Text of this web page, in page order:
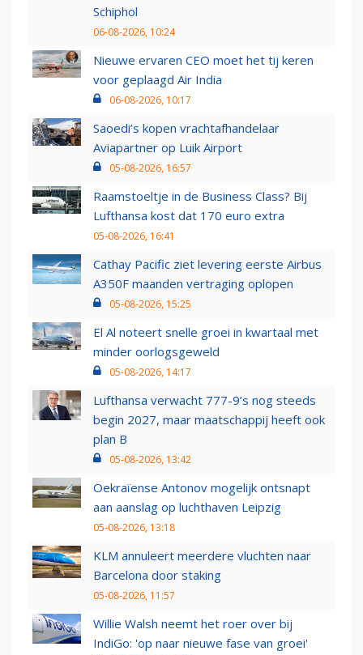
Schiphol
06-08-2026, 10:24
Nieuwe ervaren CEO moet het tij keren
voor geplaagd Air India
06-08-2026, 10:17
Saoedi’s kopen vrachtafhandelaar
Aviapartner op Luik Airport
05-08-2026, 16:57
Raamstoeltje in de Business Class? Bij
Lufthansa kost dat 170 euro extra
05-08-2026, 16:41
Cathay Pacific ziet levering eerste Airbus
A350F maanden vertraging oplopen
05-08-2026, 15:25
El Al noteert snelle groei in kwartaal met
minder oorlogsgeweld
05-08-2026, 14:17
Lufthansa verwacht 777-9’s nog steeds
begin 2027, maar maatschappij heeft ook
plan B
05-08-2026, 13:42
Oekraïense Antonov mogelijk ontsnapt
aan aanslag op luchthaven Leipzig
05-08-2026, 13:18
KLM annuleert meerdere vluchten naar
Barcelona door staking
05-08-2026, 11:57
Willie Walsh neemt het roer over bij
IndiGo: 'op naar nieuwe fase van groei'